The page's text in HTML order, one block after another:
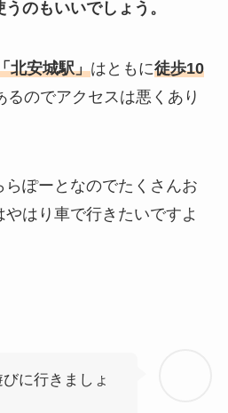
のもいいでしょう。
北安城駅」はともに徒歩10
るのでアクセスは悪くあり
らぽーとなのでたくさんお
はり車で行きたいですよ
に行きましょ